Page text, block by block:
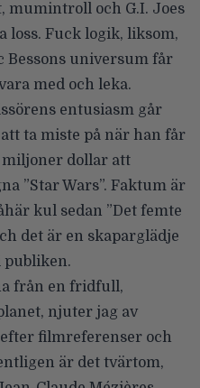
mumintroll och G.I. Joes
loss. Fuck logik, liksom,
Bessons universum får
med och leka.
entusiasm går
ta miste på när han får
dollar att
”Star Wars”. Faktum är
kul sedan ”Det femte
det är en skaparglädje
publiken.
från en fridfull,
njuter jag av
filmreferenser och
är det tvärtom,